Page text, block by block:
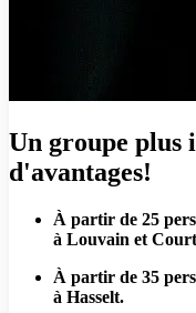
Un groupe plus
d'avantages!
À partir de 25
à Louvain et
À partir de 35
à Hasselt.